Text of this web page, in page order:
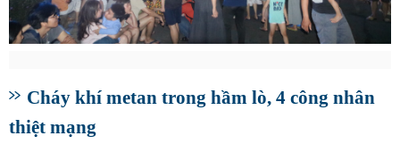
Cháy khí metan trong hầm lò, 4 công nhân
thiệt mạng